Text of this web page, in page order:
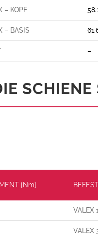
– KOPF
– BASIS
–
SCHIENE
[Nm]
VALEX
VALEX